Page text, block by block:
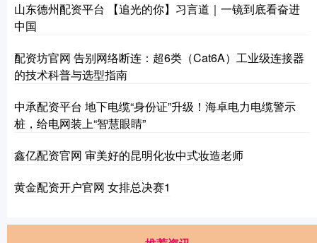
山东德州配资平台 【追光的你】习言道｜一镜到底看奋进
中国
配资坊官网 告别网络断连：超6类（Cat6A）工业级连接器
的技术科普与选型指南
中承配资平台 地下电缆“身份证”升级！海卓电力电缆警示
桩，给电网装上“智慧眼睛”
鑫亿配资官网 审美好的昆明化妆中式妆造老师
黄金配资开户官网 女排总决赛1